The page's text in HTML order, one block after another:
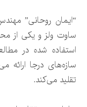
“ایمان روحانی”
ساوت ولز و یکی از
استفاده شده در
سازه‌های درجا ارائه
تقلید می‌کند.